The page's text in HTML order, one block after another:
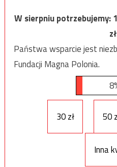
W sierpniu potrzebujemy:
Państwa wsparcie jest
Fundacji Magna Polonia.
30 zł 50
Inna